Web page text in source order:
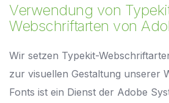
Verwendung von
Webschriftarten von
Wir setzen Typekit-
zur visuellen Gestaltung unserer
Fonts ist ein Dienst der Adobe